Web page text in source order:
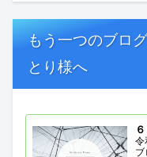
もう一つのブロ
とり様へ
令
ブ